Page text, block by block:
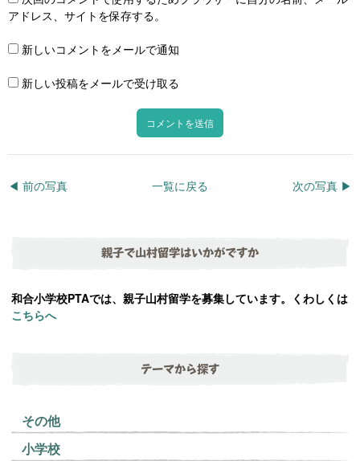
アドレス、サイトを保存する。
新しいコメントをメールで通知
新しい投稿をメールで受け取る
◀︎ 前の写真 次の写真 ▶︎
一覧に戻る
親子で山村留学はいかがですか
和合小学校PTAでは、親子山村留学を募集しています。くわしくは
こちらへ
テーマから探す
その他
小学校